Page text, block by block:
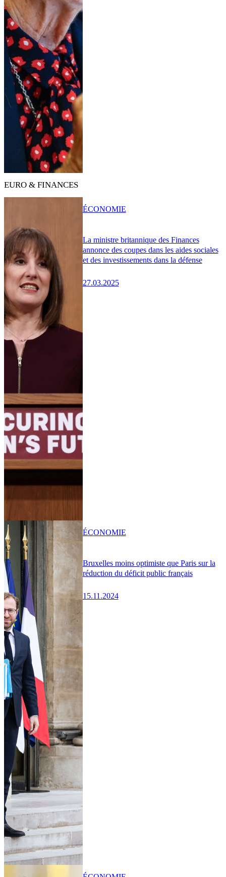
EURO & FINANCES
La ministre britannique des Finances
annonce des coupes dans les aides sociales
et des investissements dans la défense
27.03.2025
ÉCONOMIE
Bruxelles moins optimiste que Paris sur la
réduction du déficit public français
15.11.2024
ÉCONOMIE